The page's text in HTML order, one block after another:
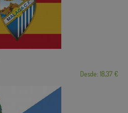
Desde: 18,37 €